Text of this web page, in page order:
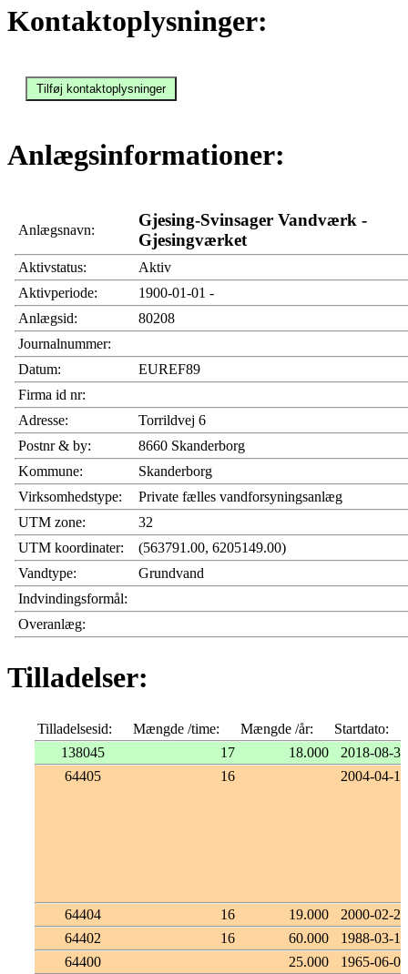
Kontaktoplysninger:
Anlægsinformationer:
Anlægsnavn:
Gjesing-Svinsager Vandværk -
Gjesingværket
Aktivstatus:
Aktiv
Aktivperiode:
1900-01-01 -
Anlægsid:
80208
Journalnummer:
Datum:
EUREF89
Firma id nr:
Adresse:
Torrildvej 6
Postnr & by:
8660 Skanderborg
Kommune:
Skanderborg
Virksomhedstype:
Private fælles vandforsyningsanlæg
UTM zone:
32
UTM koordinater:
(563791.00, 6205149.00)
Vandtype:
Grundvand
Indvindingsformål:
Overanlæg:
Tilladelser:
Tilladelsesid: Mængde /time: Mængde /år:
Startdato:
138045
17 18.000
2018-08-30
64405
16 2004-04-14
64404 16 19.000
2000-02-29
64402
16 60.000
1988-03-15
64400
25.000 1965-06-05